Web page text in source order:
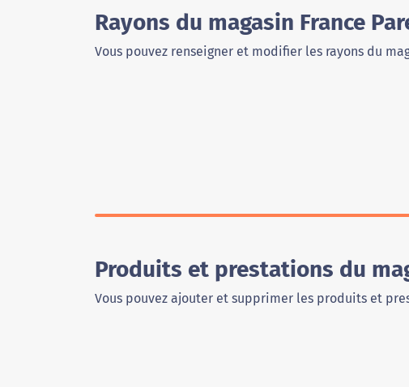
Rayons du magasin France
Vous pouvez renseigner et modifier les rayons du
Produits et prestations du
Vous pouvez ajouter et supprimer les produits et